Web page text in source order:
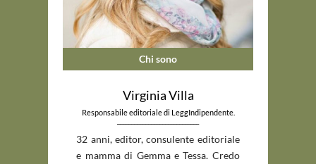
Chi sono
Virginia Villa
Responsabile editoriale di LeggIndipendente.
_____________________________
32 anni, editor, consulente editoriale
e mamma di Gemma e Tessa. Credo